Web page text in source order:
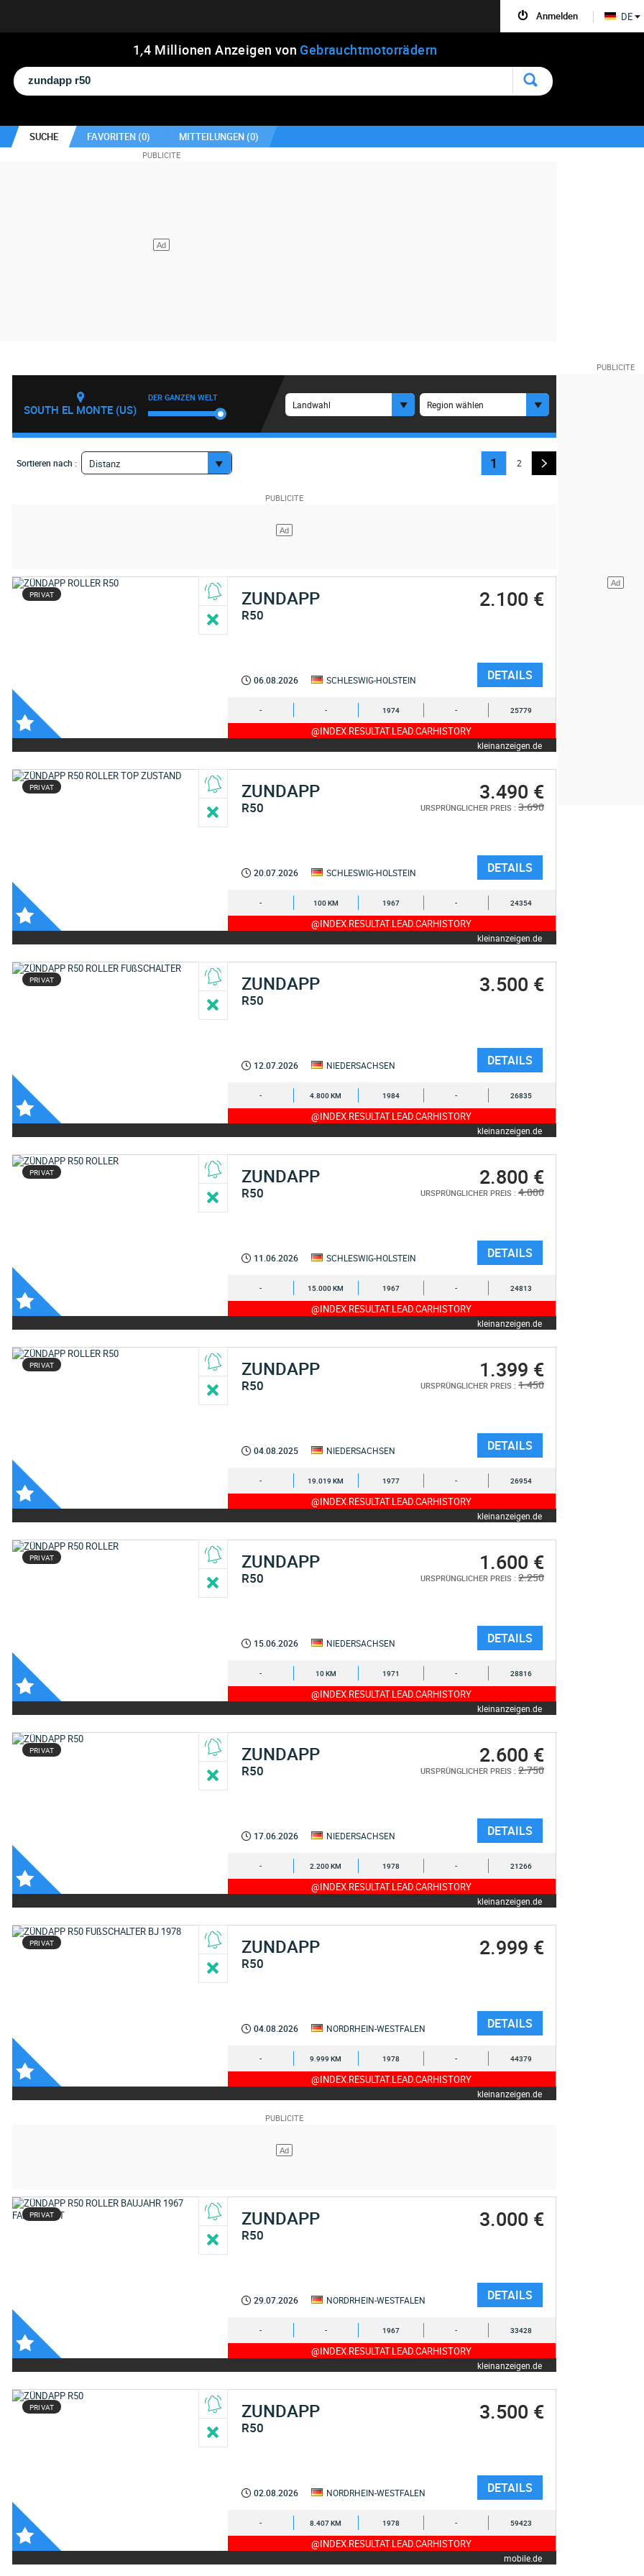
1,4 Millionen Anzeigen von Gebrauchtmotorrädern
SUCHE FAVORITEN (0) MITTEILUNGEN (0)
SOUTH EL MONTE (US)
DER GANZEN WELT
Landwahl Region wählen
Sortieren nach : Distanz 1 2
PRIVAT ZUNDAPP
R50
2.100 €
06.08.2026 SCHLESWIG-HOLSTEIN DETAILS
- - 1974 - 25779
@INDEX.RESULTAT.LEAD.CARHISTORY
kleinanzeigen.de
PRIVAT ZUNDAPP
R50
3.490 €
URSPRÜNGLICHER PREIS : 3.690
20.07.2026 SCHLESWIG-HOLSTEIN DETAILS
- 100 KM 1967 - 24354
@INDEX.RESULTAT.LEAD.CARHISTORY
kleinanzeigen.de
PRIVAT ZUNDAPP
R50
3.500 €
12.07.2026 NIEDERSACHSEN DETAILS
- 4.800 KM 1984 - 26835
@INDEX.RESULTAT.LEAD.CARHISTORY
kleinanzeigen.de
PRIVAT ZUNDAPP
R50
2.800 €
URSPRÜNGLICHER PREIS : 4.000
11.06.2026 SCHLESWIG-HOLSTEIN DETAILS
- 15.000 KM 1967 - 24813
@INDEX.RESULTAT.LEAD.CARHISTORY
kleinanzeigen.de
PRIVAT ZUNDAPP
R50
1.399 €
URSPRÜNGLICHER PREIS : 1.450
04.08.2025 NIEDERSACHSEN DETAILS
- 19.019 KM 1977 - 26954
@INDEX.RESULTAT.LEAD.CARHISTORY
kleinanzeigen.de
PRIVAT ZUNDAPP
R50
1.600 €
URSPRÜNGLICHER PREIS : 2.250
15.06.2026 NIEDERSACHSEN DETAILS
- 10 KM 1971 - 28816
@INDEX.RESULTAT.LEAD.CARHISTORY
kleinanzeigen.de
PRIVAT ZUNDAPP
R50
2.600 €
URSPRÜNGLICHER PREIS : 2.750
17.06.2026 NIEDERSACHSEN DETAILS
- 2.200 KM 1978 - 21266
@INDEX.RESULTAT.LEAD.CARHISTORY
kleinanzeigen.de
PRIVAT ZUNDAPP
R50
2.999 €
04.08.2026 NORDRHEIN-WESTFALEN DETAILS
- 9.999 KM 1978 - 44379
@INDEX.RESULTAT.LEAD.CARHISTORY
kleinanzeigen.de
PRIVAT ZUNDAPP
R50
3.000 €
29.07.2026 NORDRHEIN-WESTFALEN DETAILS
- - 1967 - 33428
@INDEX.RESULTAT.LEAD.CARHISTORY
kleinanzeigen.de
PRIVAT ZUNDAPP
R50
3.500 €
02.08.2026 NORDRHEIN-WESTFALEN DETAILS
- 8.407 KM 1978 - 59423
@INDEX.RESULTAT.LEAD.CARHISTORY
mobile.de
Anmelden DE